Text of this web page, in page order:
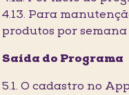
4.13. Para
produtos por semana
Saída do Programa
5.1. O cadastro no